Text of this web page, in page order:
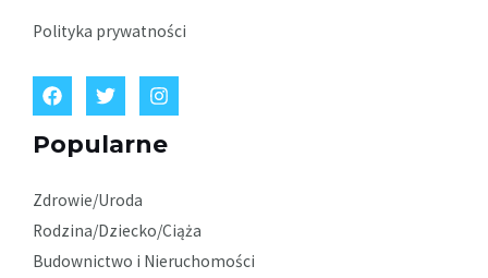
Polityka prywatności
Popularne
Zdrowie/Uroda
Rodzina/Dziecko/Ciąża
Budownictwo i Nieruchomości